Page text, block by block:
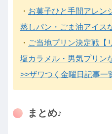
・ お菓子ひと手間アレン
蒸しパン・ごま油アイス
・ ご当地プリン決定戦【
塩カラメル・男気プリン
>>ザワつく金曜日記事一
まとめ♪